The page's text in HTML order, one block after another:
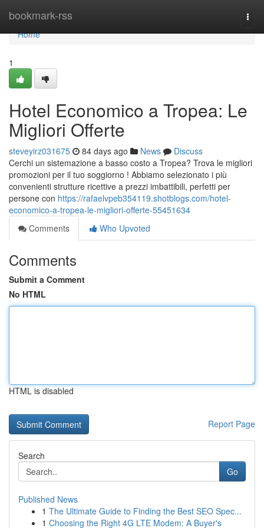
bookmark-rss
Home
Home
1
Hotel Economico a Tropea: Le
Migliori Offerte
steveyirz031675 84 days ago News
Discuss
Cerchi un sistemazione a basso costo a Tropea? Trova le migliori
promozioni per il tuo soggiorno ! Abbiamo selezionato i più
convenienti strutture ricettive a prezzi imbattibili, perfetti per
persone con https://rafaelvpeb354119.shotblogs.com/hotel-
economico-a-tropea-le-migliori-offerte-55451634
Comments
Who Upvoted
Comments
Submit a Comment
No HTML
HTML is disabled
Report Page
Search
Go
Published News
1 The Ultimate Guide to Finding the Best SEO Spec...
1 Choosing the Right 4G LTE Modem: A Buyer's